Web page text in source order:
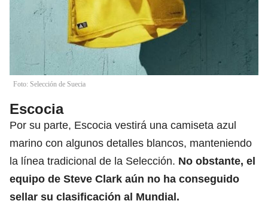
Foto: Selección de Suecia
Escocia
Por su parte, Escocia vestirá una camiseta azul
marino con algunos detalles blancos, manteniendo
la línea tradicional de la Selección. No obstante, el
equipo de Steve Clark aún no ha conseguido
sellar su clasificación al Mundial.